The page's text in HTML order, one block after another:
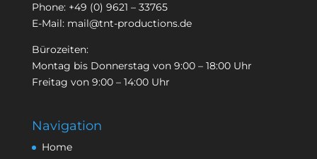
Phone: +49 (0) 9621 – 33765
E-Mail: mail@tnt-productions.de
Bürozeiten:
Montag bis Donnerstag von 9:00 – 18:00 Uhr
Freitag von 9:00 – 14:00 Uhr
Navigation
Home